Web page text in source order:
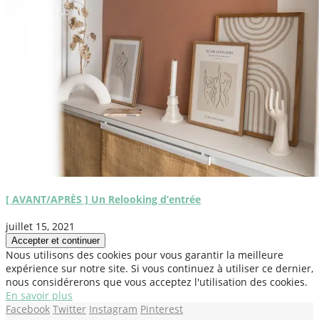
[ AVANT/APRÈS ] Un Relooking d’entrée
juillet 15, 2021
Nous utilisons des cookies pour vous garantir la meilleure
expérience sur notre site. Si vous continuez à utiliser ce dernier,
nous considérerons que vous acceptez l'utilisation des cookies.
En savoir plus
Facebook Twitter Instagram Pinterest